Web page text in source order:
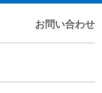
お問い合わせ